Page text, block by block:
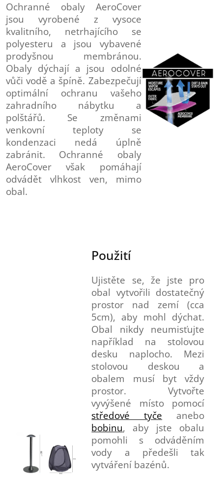
Ochranné obaly AeroCover
jsou vyrobené z vysoce
kvalitního, netrhajícího se
polyesteru a jsou vybavené
prodyšnou membránou.
Obaly dýchají a jsou odolné
vůči vodě a špíně. Zabezpečují
optimální ochranu vašeho
zahradního nábytku a
polštářů. Se změnami
venkovní teploty se
kondenzaci nedá úplně
zabránit. Ochranné obaly
AeroCover však pomáhají
odvádět vlhkost ven, mimo
obal.
Použití
Ujistěte se, že jste pro
obal vytvořili dostatečný
prostor nad zemí (cca
5cm), aby mohl dýchat.
Obal nikdy neumisťujte
například na stolovou
desku naplocho. Mezi
stolovou deskou a
obalem musí byt vždy
prostor. Vytvořte
vyvýšené místo pomocí
středové tyče anebo
bobinu, aby jste obalu
pomohli s odváděním
vody a předešli tak
vytváření bazénů.